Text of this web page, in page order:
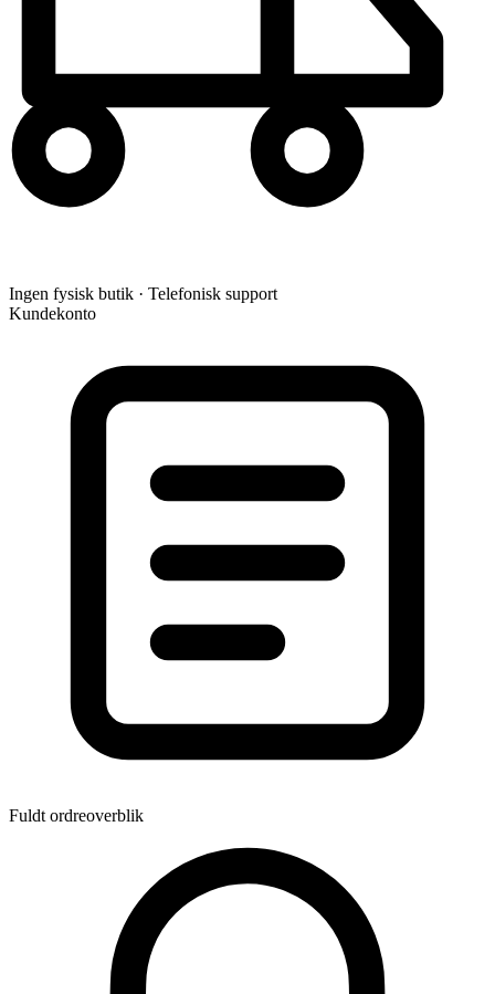
Ingen fysisk butik · Telefonisk support
Kundekonto
Fuldt ordreoverblik